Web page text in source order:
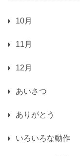
10月
11月
12月
あいさつ
ありがとう
いろいろな動作